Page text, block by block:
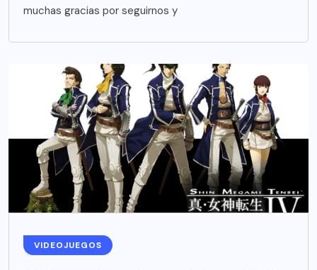
muchas gracias por seguirnos y
VIDEOJUEGOS